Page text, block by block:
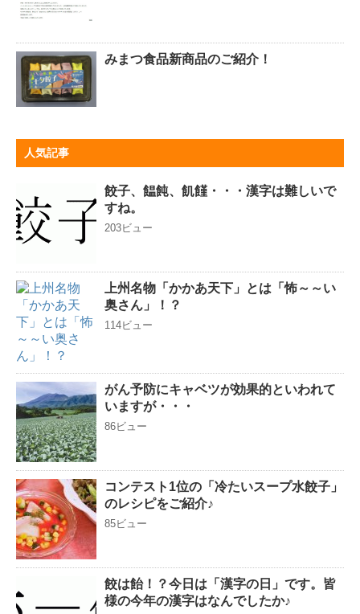
みまつ食品新商品のご紹介！
人気記事
餃子、饂飩、飢饉・・・漢字は難しいで
すね。
203ビュー
上州名物「かかあ天下」とは「怖～～い
奥さん」！？
114ビュー
がん予防にキャベツが効果的といわれて
いますが・・・
86ビュー
コンテスト1位の「冷たいスープ水餃子」
のレシピをご紹介♪
85ビュー
餃は飴！？今日は「漢字の日」です。皆
様の今年の漢字はなんでしたか♪